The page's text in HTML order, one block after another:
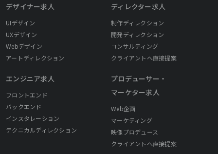
デザイナー求人
UIデザイン
UXデザイン
Webデザイン
アートディレクション
エンジニア求人
フロントエンド
バックエンド
インスタレーション
テクニカルディレクション
ディレクター求人
制作ディレクション
開発ディレクション
コンサルティング
クライアントへ直接提案
プロデューサー・
マーケター求人
Web企画
マーケティング
映像プロデュース
クライアントへ直接提案